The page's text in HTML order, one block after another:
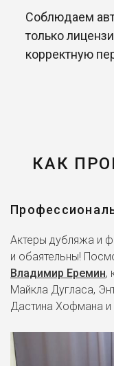
Соблюдаем
только
корректную
КАК
Актеры дубляжа и
и обаятельны!
Владимир Еремин,
Майкла Дугласа,
Дастина Хофмана и